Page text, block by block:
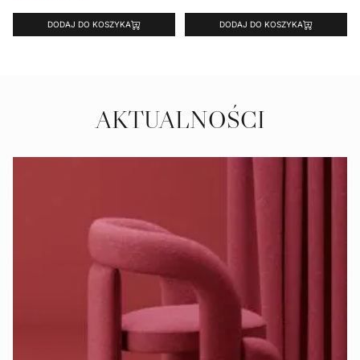
DODAJ DO KOSZYKA DODAJ DO KOSZYKA
AKTUALNOŚCI